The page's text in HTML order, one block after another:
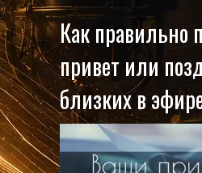
Как правильно
привет или
близких в